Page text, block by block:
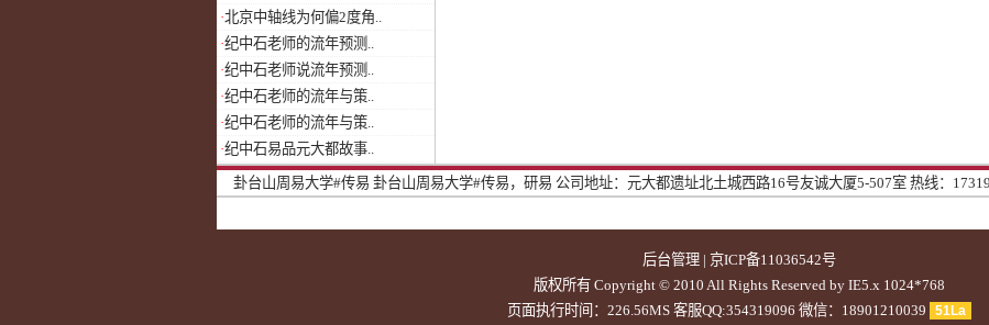
·北京中轴线为何偏2度角..
·纪中石老师的流年预测..
·纪中石老师说流年预测..
·纪中石老师的流年与策..
·纪中石老师的流年与策..
·纪中石易品元大都故事..
卦台山周易大学#传易 卦台山周易大学#传易，研易 公司地址：元大都遗址北土城西路16号友诚大厦5-507室 热线：
后台管理 | 京ICP备11036542号
版权所有 Copyright © 2010 All Rights Reserved by IE5.x 1024*768
页面执行时间：226.56MS 客服QQ:354319096 微信：18901210039
51La